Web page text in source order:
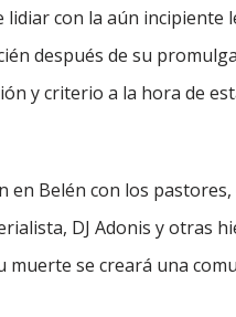
con la aún incipiente
después de su
y criterio a la hora de
en Belén con los pastores,
DJ Adonis y otras
muerte se creará una